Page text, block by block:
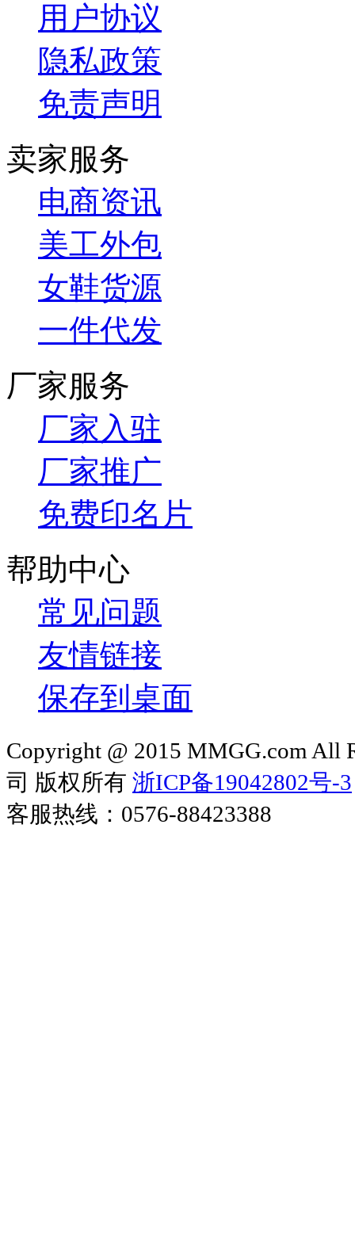
用户协议
隐私政策
免责声明
卖家服务
电商资讯
美工外包
女鞋货源
一件代发
厂家服务
厂家入驻
厂家推广
免费印名片
帮助中心
常见问题
友情链接
保存到桌面
Copyright @ 2015 MMGG.com All
司 版权所有 浙ICP备19042802号-3
客服热线：0576-88423388